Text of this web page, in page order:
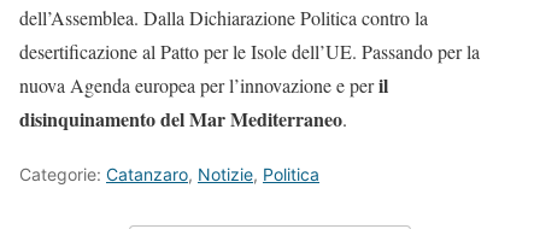
dell’Assemblea. Dalla Dichiarazione Politica contro la
desertificazione al Patto per le Isole dell’UE. Passando per la
nuova Agenda europea per l’innovazione e peril
disinquinamento del Mar Mediterraneo.
Categorie: Catanzaro, Notizie, Politica